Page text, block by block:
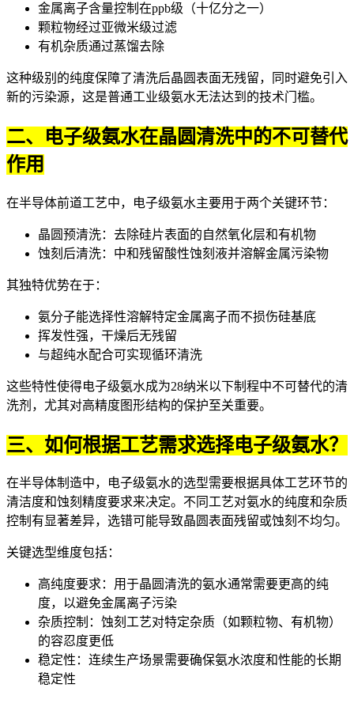
金属离子含量控制在ppb级（十亿分之一）
颗粒物经过亚微米级过滤
有机杂质通过蒸馏去除
这种级别的纯度保障了清洗后晶圆表面无残留，同时避免引入
新的污染源，这是普通工业级氨水无法达到的技术门槛。
二、电子级氨水在晶圆清洗中的不可替代
作用
在半导体前道工艺中，电子级氨水主要用于两个关键环节：
晶圆预清洗：去除硅片表面的自然氧化层和有机物
蚀刻后清洗：中和残留酸性蚀刻液并溶解金属污染物
其独特优势在于：
氨分子能选择性溶解特定金属离子而不损伤硅基底
挥发性强，干燥后无残留
与超纯水配合可实现循环清洗
这些特性使得电子级氨水成为28纳米以下制程中不可替代的清
洗剂，尤其对高精度图形结构的保护至关重要。
三、如何根据工艺需求选择电子级氨水？
在半导体制造中，电子级氨水的选型需要根据具体工艺环节的
清洁度和蚀刻精度要求来决定。不同工艺对氨水的纯度和杂质
控制有显著差异，选错可能导致晶圆表面残留或蚀刻不均匀。
关键选型维度包括：
高纯度要求：用于晶圆清洗的氨水通常需要更高的纯
度，以避免金属离子污染
杂质控制：蚀刻工艺对特定杂质（如颗粒物、有机物）
的容忍度更低
稳定性：连续生产场景需要确保氨水浓度和性能的长期
稳定性